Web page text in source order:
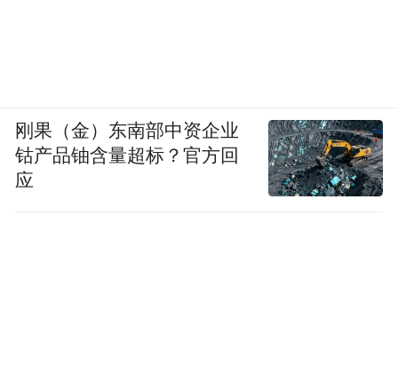
刚果（金）东南部中资企业
钴产品铀含量超标？官方回
应